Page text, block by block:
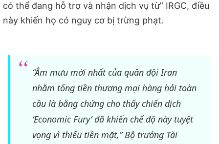
có thể đang hỗ trợ và nhận dịch vụ từ” IRGC, điều
này khiến họ có nguy cơ bị trừng phạt.
“Âm mưu mới nhất của quân đội Iran
nhằm tống tiền thương mại hàng hải toàn
cầu là bằng chứng cho thấy chiến dịch
‘Economic Fury’ đã khiến chế độ này tuyệt
vọng vì thiếu tiền mặt,” Bộ trưởng Tài